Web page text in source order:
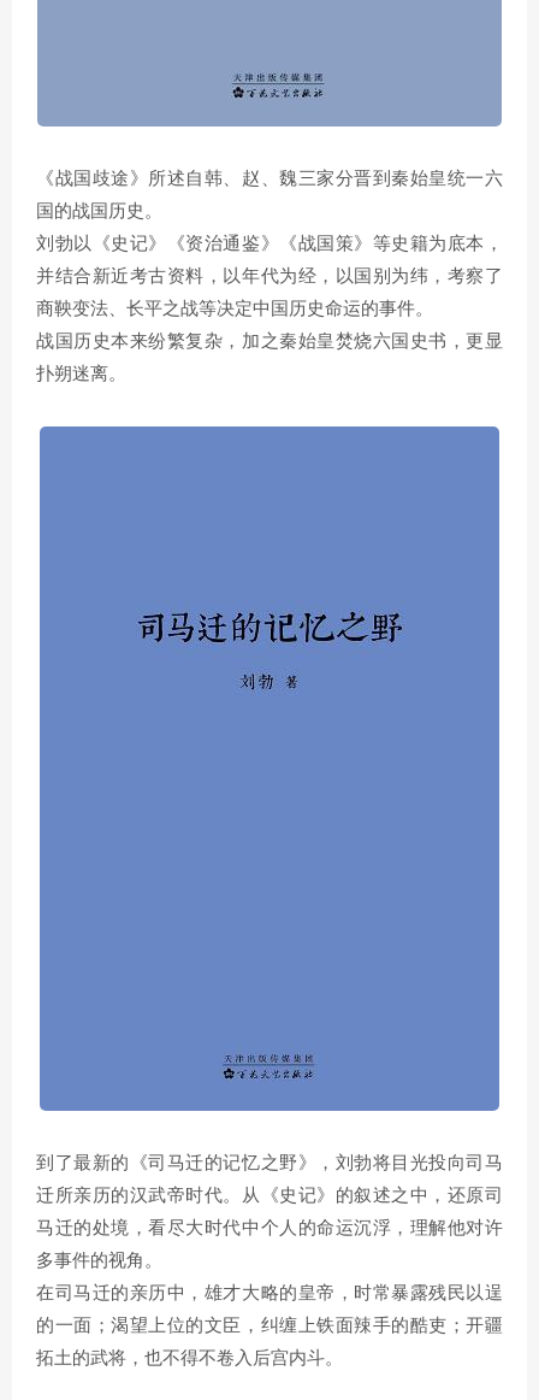
《战国歧途》所述自韩、赵、魏三家分晋到秦始皇统一六
国的战国历史。
刘勃以《史记》《资治通鉴》《战国策》等史籍为底本，
并结合新近考古资料，以年代为经，以国别为纬，考察了
商鞅变法、长平之战等决定中国历史命运的事件。
战国历史本来纷繁复杂，加之秦始皇焚烧六国史书，更显
扑朔迷离。
到了最新的《司马迁的记忆之野》，刘勃将目光投向司马
迁所亲历的汉武帝时代。从《史记》的叙述之中，还原司
马迁的处境，看尽大时代中个人的命运沉浮，理解他对许
多事件的视角。
在司马迁的亲历中，雄才大略的皇帝，时常暴露残民以逞
的一面；渴望上位的文臣，纠缠上铁面辣手的酷吏；开疆
拓土的武将，也不得不卷入后宫内斗。